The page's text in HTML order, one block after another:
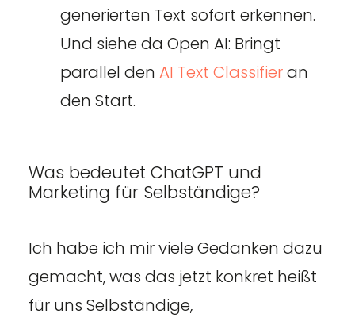
generierten Text sofort erkennen.
Und siehe da Open AI: Bringt
parallel den AI Text Classifieran
den Start.
Was bedeutet ChatGPT und
Marketing für Selbständige?
Ich habe ich mir viele Gedanken dazu
gemacht, was das jetzt konkret heißt
für uns Selbständige,